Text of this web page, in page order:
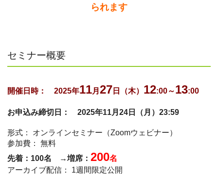
られます
セミナー概要
開催日時： 2025年11月 27 日（木） 12:00～13:00
お申込み締切日： 2025年11月24日（月）23:59
形式： オンラインセミナー（Zoomウェビナー）
参加費： 無料
先着：100名 →増席： 200名
アーカイブ配信： 1週間限定公開